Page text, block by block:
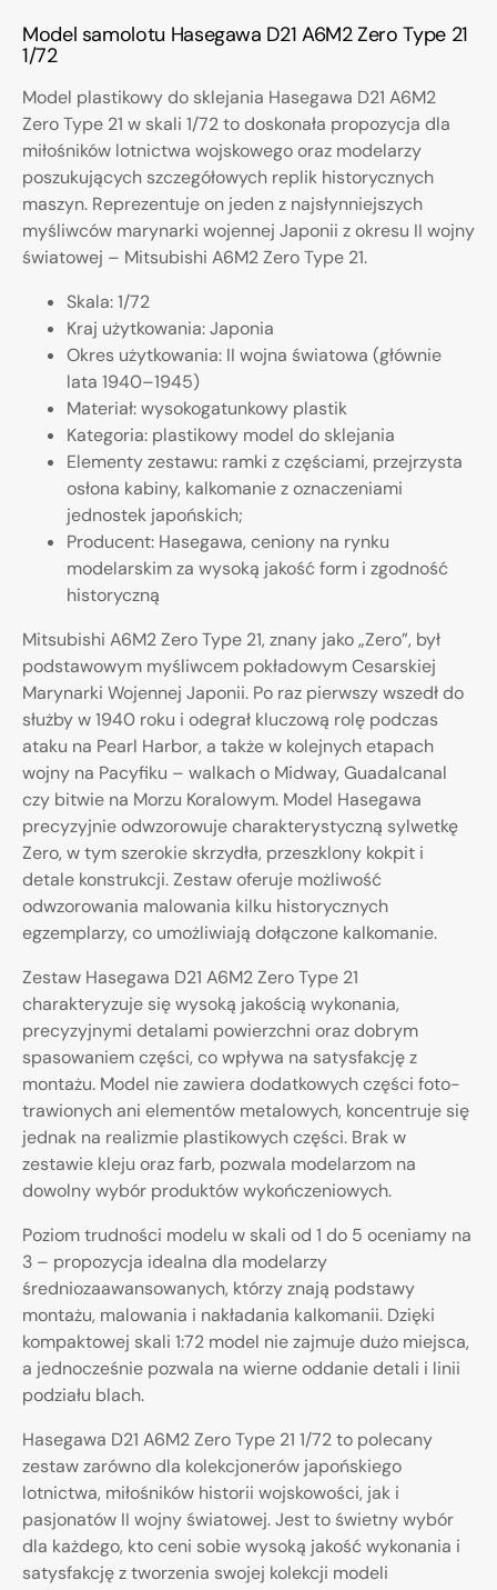
Model samolotu Hasegawa D21 A6M2 Zero Type 21
1/72
Model plastikowy do sklejania Hasegawa D21 A6M2
Zero Type 21 w skali 1/72 to doskonała propozycja dla
miłośników lotnictwa wojskowego oraz modelarzy
poszukujących szczegółowych replik historycznych
maszyn. Reprezentuje on jeden z najsłynniejszych
myśliwców marynarki wojennej Japonii z okresu II wojny
światowej – Mitsubishi A6M2 Zero Type 21.
Skala: 1/72
Kraj użytkowania: Japonia
Okres użytkowania: II wojna światowa (głównie
lata 1940–1945)
Materiał: wysokogatunkowy plastik
Kategoria: plastikowy model do sklejania
Elementy zestawu: ramki z częściami, przejrzysta
osłona kabiny, kalkomanie z oznaczeniami
jednostek japońskich;
Producent: Hasegawa, ceniony na rynku
modelarskim za wysoką jakość form i zgodność
historyczną
Mitsubishi A6M2 Zero Type 21, znany jako „Zero”, był
podstawowym myśliwcem pokładowym Cesarskiej
Marynarki Wojennej Japonii. Po raz pierwszy wszedł do
służby w 1940 roku i odegrał kluczową rolę podczas
ataku na Pearl Harbor, a także w kolejnych etapach
wojny na Pacyfiku – walkach o Midway, Guadalcanal
czy bitwie na Morzu Koralowym. Model Hasegawa
precyzyjnie odwzorowuje charakterystyczną sylwetkę
Zero, w tym szerokie skrzydła, przeszklony kokpit i
detale konstrukcji. Zestaw oferuje możliwość
odwzorowania malowania kilku historycznych
egzemplarzy, co umożliwiają dołączone kalkomanie.
Zestaw Hasegawa D21 A6M2 Zero Type 21
charakteryzuje się wysoką jakością wykonania,
precyzyjnymi detalami powierzchni oraz dobrym
spasowaniem części, co wpływa na satysfakcję z
montażu. Model nie zawiera dodatkowych części foto-
trawionych ani elementów metalowych, koncentruje się
jednak na realizmie plastikowych części. Brak w
zestawie kleju oraz farb, pozwala modelarzom na
dowolny wybór produktów wykończeniowych.
Poziom trudności modelu w skali od 1 do 5 oceniamy na
3 – propozycja idealna dla modelarzy
średniozaawansowanych, którzy znają podstawy
montażu, malowania i nakładania kalkomanii. Dzięki
kompaktowej skali 1:72 model nie zajmuje dużo miejsca,
a jednocześnie pozwala na wierne oddanie detali i linii
podziału blach.
Hasegawa D21 A6M2 Zero Type 21 1/72 to polecany
zestaw zarówno dla kolekcjonerów japońskiego
lotnictwa, miłośników historii wojskowości, jak i
pasjonatów II wojny światowej. Jest to świetny wybór
dla każdego, kto ceni sobie wysoką jakość wykonania i
satysfakcję z tworzenia swojej kolekcji modeli